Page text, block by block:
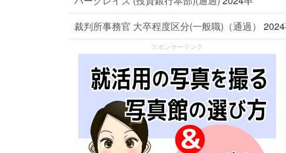
裁判所事務官 大卒程度区分(一般職)（通過）
スポンサーリンク